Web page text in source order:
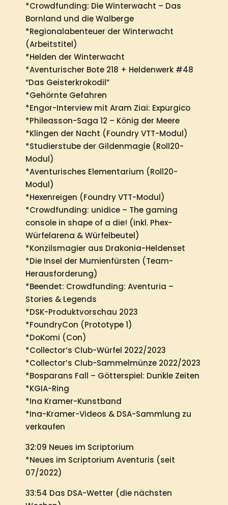
*Crowdfunding: Die Winterwacht – Das
Bornland und die Walberge
*Regionalabenteuer der Winterwacht
(Arbeitstitel)
*Helden der Winterwacht
*Aventurischer Bote 218 + Heldenwerk #48
“Das Geisterkrokodil”
*Gehörnte Gefahren
*Engor-Interview mit Aram Ziai: Expurgico
*Phileasson-Saga 12 – König der Meere
*Klingen der Nacht (Foundry VTT-Modul)
*Studierstube der Gildenmagie (Roll20-
Modul)
*Aventurisches Elementarium (Roll20-
Modul)
*Hexenreigen (Foundry VTT-Modul)
*Crowdfunding: unidice – The gaming
console in shape of a die! (inkl. Phex-
Würfelarena & Würfelbeutel)
*Konzilsmagier aus Drakonia-Heldenset
*Die Insel der Mumienfürsten (Team-
Herausforderung)
*Beendet: Crowdfunding: Aventuria –
Stories & Legends
*DSK-Produktvorschau 2023
*FoundryCon (Prototype 1)
*DoKomi (Con)
*Collector’s Club-Würfel 2022/2023
*Collector’s Club-Sammelmünze 2022/2023
*Bosparans Fall – Götterspiel: Dunkle Zeiten
*KGIA-Ring
*Ina Kramer-Kunstband
*Ina-Kramer-Videos & DSA-Sammlung zu
verkaufen
32:09 Neues im Scriptorium
*Neues im Scriptorium Aventuris (seit
07/2022)
33:54 Das DSA-Wetter (die nächsten